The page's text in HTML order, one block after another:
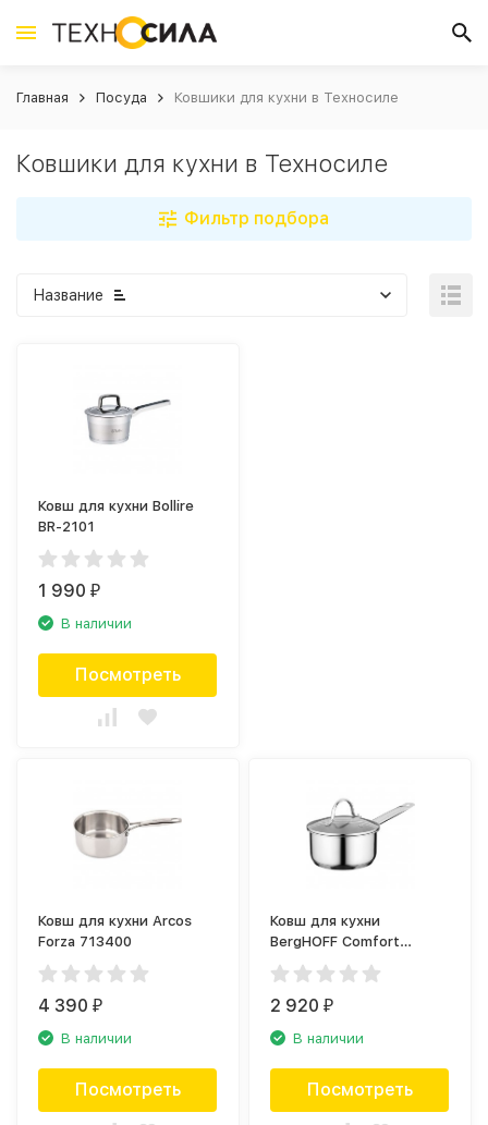
Главная Посуда Ковшики для кухни в Техносиле
Ковшики для кухни в Техносиле
Фильтр подбора
Название
Ковш для кухни Bollire
BR-2101
1 990₽
В наличии
Посмотреть
Ковш для кухни Arcos
Forza 713400
4 390₽
В наличии
Посмотреть
Ковш для кухни
BergHOFF Comfort
1100225A
2 920₽
В наличии
Посмотреть